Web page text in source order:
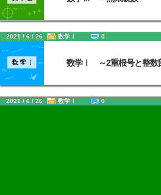
2021 / 6 / 26 数学Ⅰ 0
数学Ⅰ ～2重根号と整数
2021 / 6 / 26 数学Ⅰ 0